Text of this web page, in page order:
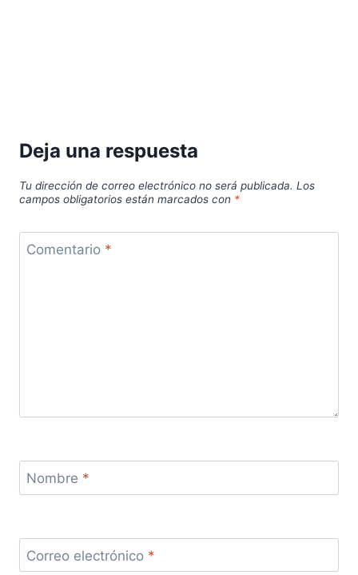
Deja una respuesta
Tu dirección de correo electrónico no será publicada. Los
campos obligatorios están marcados con *
Comentario *
Nombre *
Correo electrónico *